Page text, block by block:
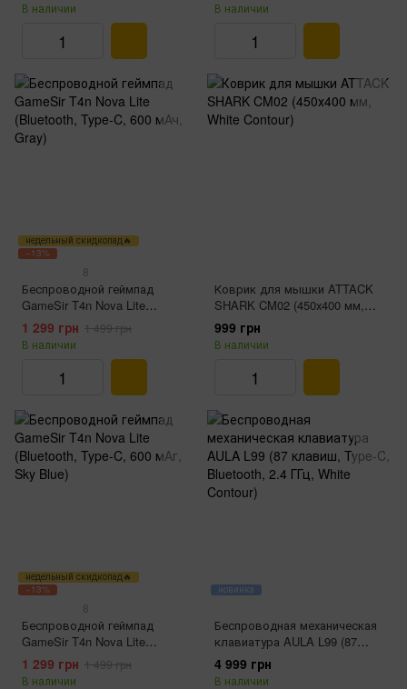
В наличии В наличии
недельный скидкопад🔥
−13%
8
Беспроводной геймпад
GameSir T4n Nova Lite
(Bluetooth, Type-C, 600 мАч,
Gray)
1 299 грн 1 499 грн
В наличии
Коврик для мышки ATTACK
SHARK CM02 (450х400 мм,
White Contour)
999 грн
В наличии
недельный скидкопад🔥
−13%
8
Беспроводной геймпад
GameSir T4n Nova Lite
(Bluetooth, Type-C, 600 мАг,
Sky Blue)
1 299 грн 1 499 грн
В наличии
новинка
Беспроводная механическая
клавиатура AULA L99 (87
клавиш, Type-C, Bluetooth, 2.4
ГГц, White Contour)
4 999 грн
В наличии